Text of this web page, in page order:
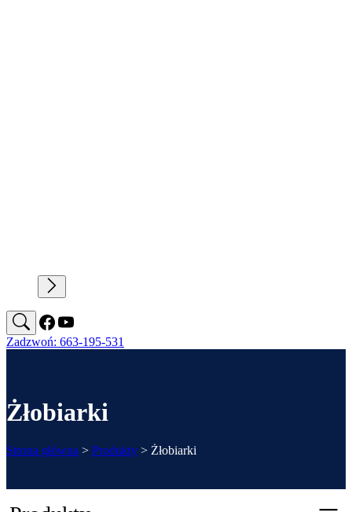
Zadzwoń: 663-195-531
Żłobiarki
Strona główna > Produkty > Żłobiarki